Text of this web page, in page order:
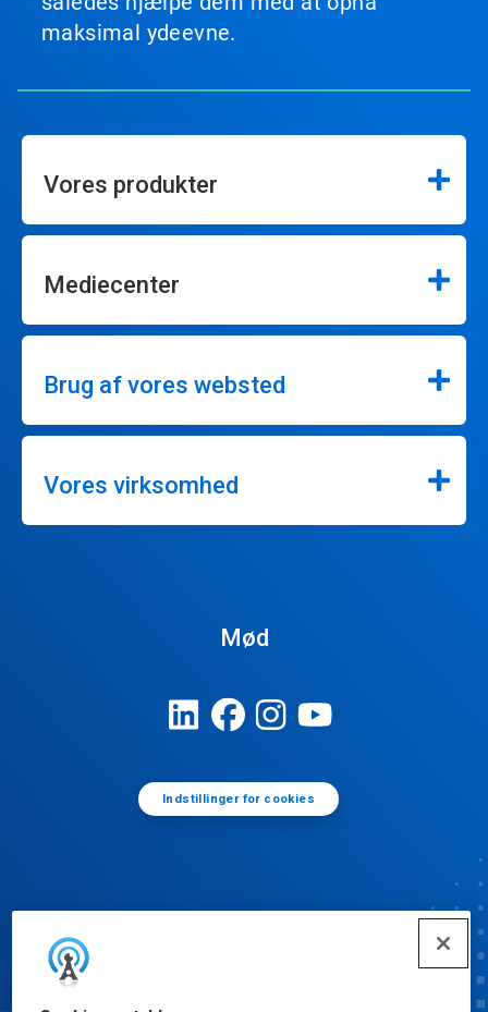
maksimal ydeevne.
Vores produkter
Mediecenter
Brug af vores websted
Vores virksomhed
Mød
Indstillinger for cookies